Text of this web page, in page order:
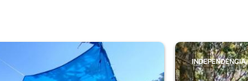
INDEPENDENCIA